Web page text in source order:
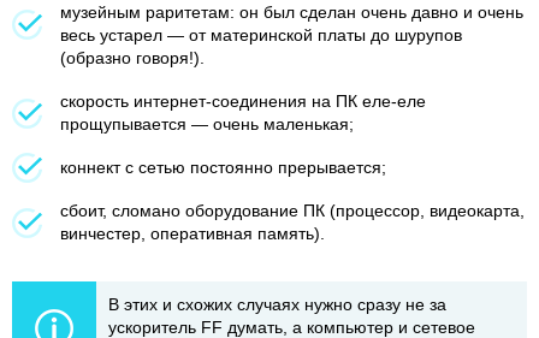
музейным раритетам: он был сделан очень давно и очень
весь устарел — от материнской платы до шурупов
(образно говоря!).
скорость интернет-соединения на ПК еле-еле
прощупывается — очень маленькая;
коннект с сетью постоянно прерывается;
сбоит, сломано оборудование ПК (процессор, видеокарта,
винчестер, оперативная память).
В этих и схожих случаях нужно сразу не за
ускоритель FF думать, а компьютер и сетевое